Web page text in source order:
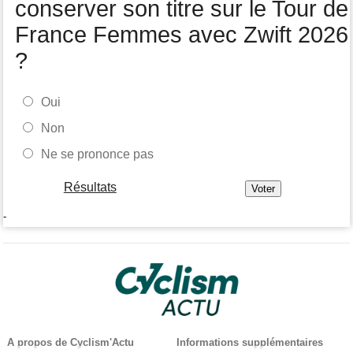
conserver son titre sur le Tour de
France Femmes avec Zwift 2026
?
Oui
Non
Ne se prononce pas
Résultats
-
A propos de Cyclism'Actu Informations supplémentaires